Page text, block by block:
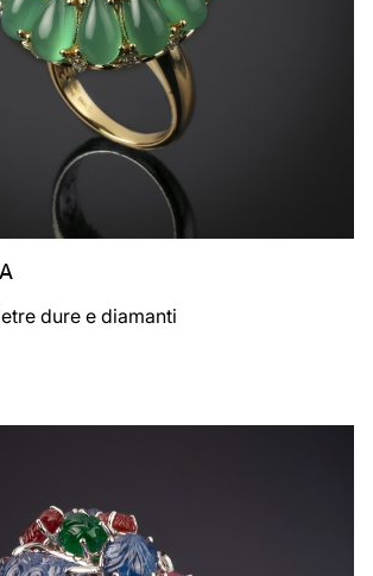
dure e diamanti